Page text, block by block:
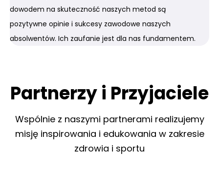
dowodem na skuteczność naszych metod są
pozytywne opinie i sukcesy zawodowe naszych
absolwentów. Ich zaufanie jest dla nas fundamentem.
Partnerzy i Przyjaciele
Wspólnie z naszymi partnerami realizujemy
misję inspirowania i edukowania w zakresie
zdrowia i sportu